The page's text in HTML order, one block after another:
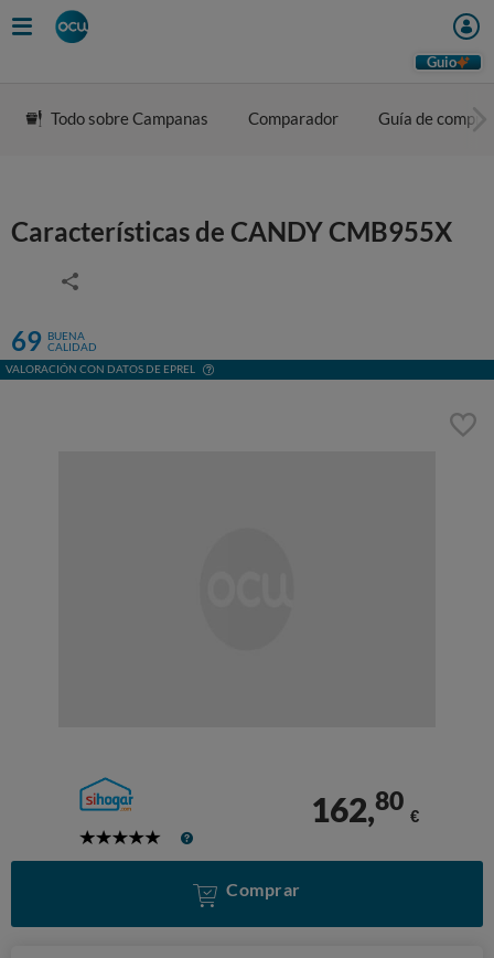
Guio
Todo sobre Campanas Comparador Guía de compra
Características de CANDY CMB955X
69 BUENA
CALIDAD
VALORACIÓN CON DATOS DE EPREL
5
162,80
€
Comprar